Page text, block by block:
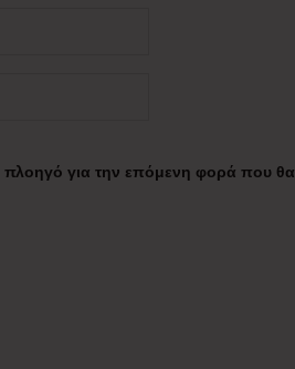
για την επόμενη φορά που θα